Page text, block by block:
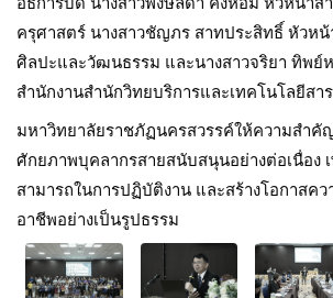
ครุศาสตร์ นางสาวชัญภร สาทประสิทธิ์ หัวหน้
ศิลปะและวัฒนธรรม และนางสาวจริยา ทิพย์
สำนักงานสำนักวิทยบริการและเทคโนโลยีสา
มหาวิทยาลัยราชภัฏนครสวรรค์ให้ความสำ
ศักยภาพบุคลากรสายสนับสนุนอย่างต่อเนื่อง
สามารถในการปฏิบัติงาน และสร้างโอกาสค
อาชีพอย่างเป็นรูปธรรม